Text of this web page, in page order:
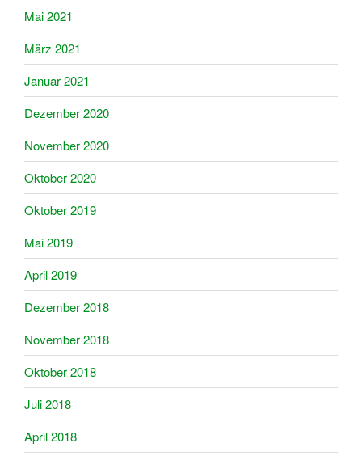
Mai 2021
März 2021
Januar 2021
Dezember 2020
November 2020
Oktober 2020
Oktober 2019
Mai 2019
April 2019
Dezember 2018
November 2018
Oktober 2018
Juli 2018
April 2018